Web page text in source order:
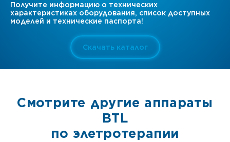
Получите информацию о технических
характеристиках оборудования, список доступных
моделей и технические паспорта!
Скачать каталог
Cмотрите другие аппараты
BTL
по элетротерапии